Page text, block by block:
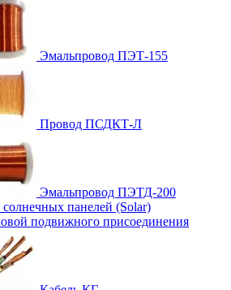
Эмальпровод ПЭТ-155
Провод ПСДКТ-Л
Эмальпровод ПЭТД-200
солнечных панелей (Solar)
подвижного присоединения